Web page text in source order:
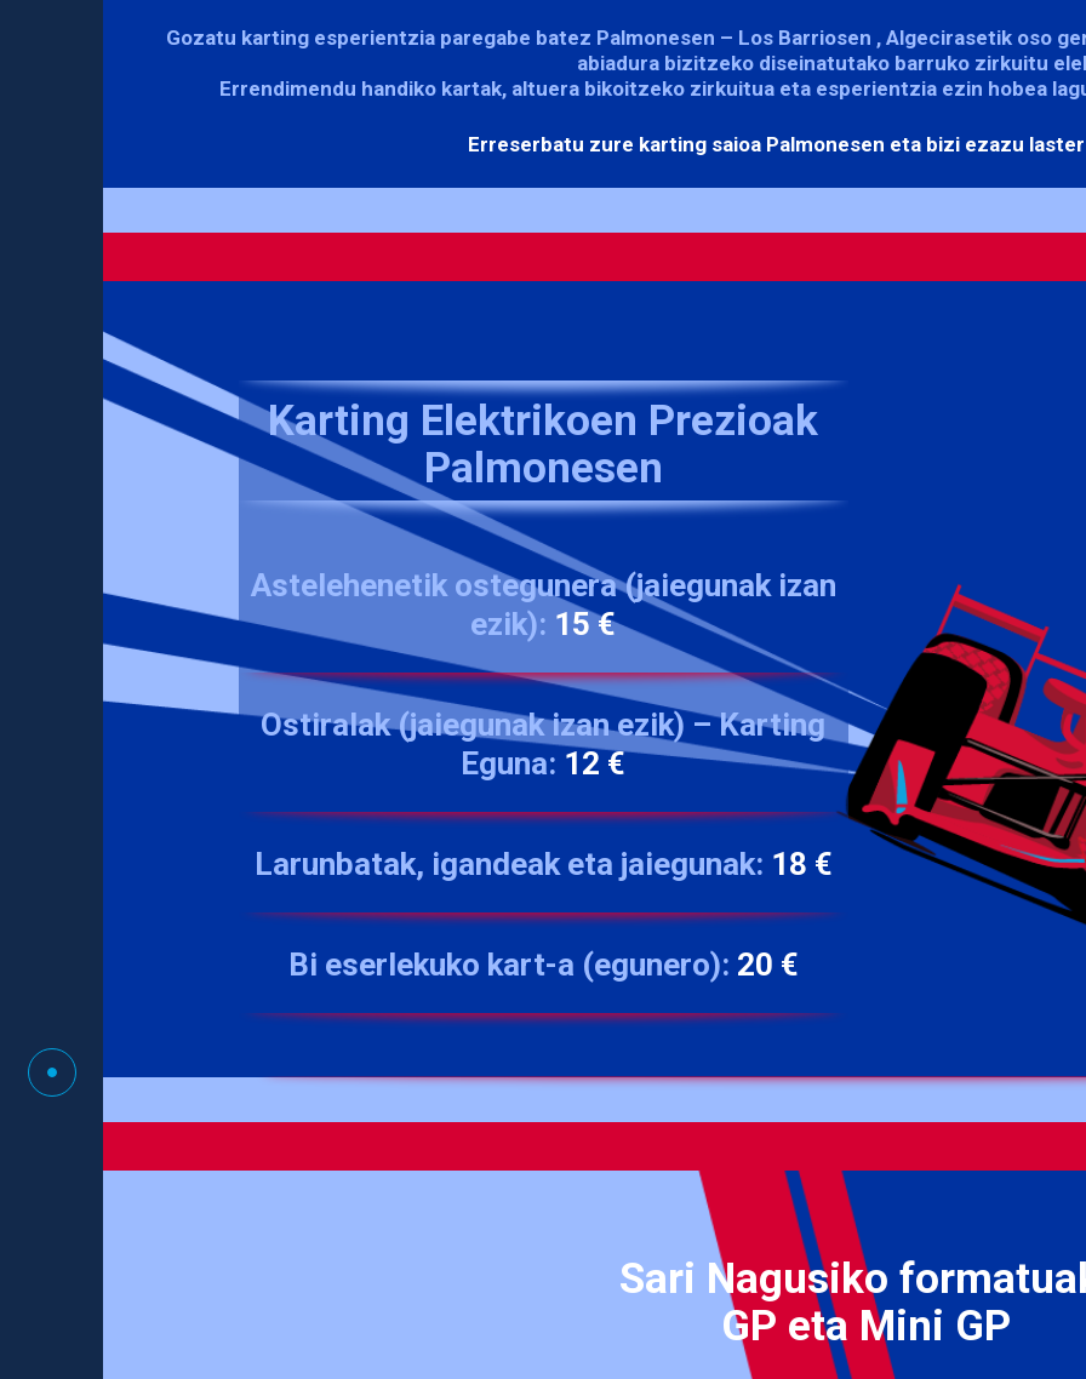
Gozatu karting esperientzia paregabe batez Palmonesen – Los Barriosen , Algecirasetik oso
abiadura bizitzeko diseinatutako barruko zirkuitu
Errendimendu handiko kartak, altuera bikoitzeko zirkuitua eta esperientzia ezin hobea
Erreserbatu zure karting saioa Palmonesen eta bizi ezazu
Karting Elektrikoen Prezioak
Palmonesen
Astelehenetik ostegunera (jaiegunak izan
ezik): 15 €
Ostiralak (jaiegunak izan ezik) – Karting
Eguna: 12 €
Larunbatak, igandeak eta jaiegunak: 18 €
Bi eserlekuko kart-a (egunero): 20 €
Sari Nagusiko
GP eta Mini GP